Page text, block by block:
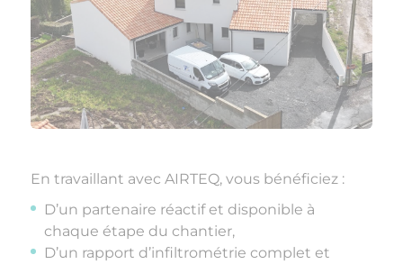
En travaillant avec AIRTEQ, vous bénéficiez :
D’un partenaire réactif et disponible à
chaque étape du chantier,
D’un rapport d’infiltrométrie complet et